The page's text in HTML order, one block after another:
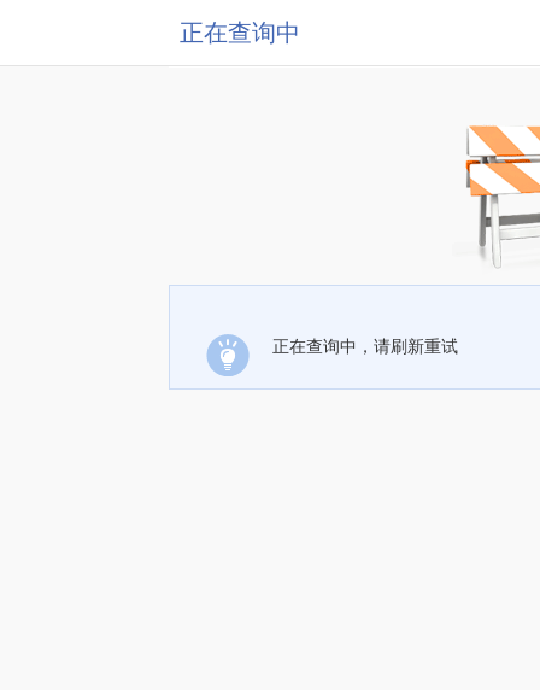
正在查询中
正在查询中，请刷新重试